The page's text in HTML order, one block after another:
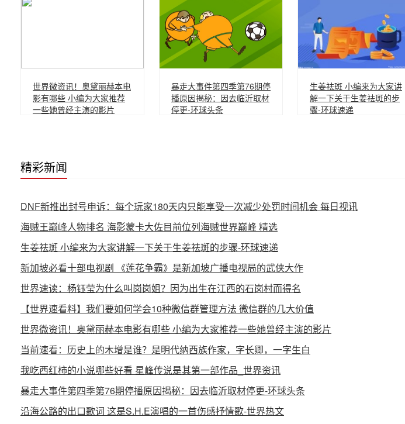
世界微资讯！奥黛丽赫本电
影有哪些 小编为大家推荐
一些她曾经主演的影片
暴走大事件第四季第76期停
播原因揭秘：因去临沂取材
停更-环球头条
生姜祛斑 小编来为大家讲
解一下关于生姜祛斑的步
骤-环球速递
精彩新闻
DNF新推出封号申诉：每个玩家180天内只能享受一次减少处罚时间机会 每日视讯
海贼王巅峰人物排名 海影蒙卡大佐目前位列海贼世界巅峰 精选
生姜祛斑 小编来为大家讲解一下关于生姜祛斑的步骤-环球速递
新加坡必看十部电视剧 《莲花争霸》是新加坡广播电视局的武侠大作
世界速读：杨钰莹为什么叫岗岗姐？因为出生在江西的石岗村而得名
【世界速看料】我们要如何学会10种微信群管理方法 微信群的几大价值
世界微资讯！奥黛丽赫本电影有哪些 小编为大家推荐一些她曾经主演的影片
当前速看：历史上的木增是谁？是明代纳西族作家，字长卿，一字生白
我吃西红柿的小说哪些好看 星峰传说是其第一部作品_世界资讯
暴走大事件第四季第76期停播原因揭秘：因去临沂取材停更-环球头条
沿海公路的出口歌词 这是S.H.E演唱的一首伤感抒情歌-世界热文